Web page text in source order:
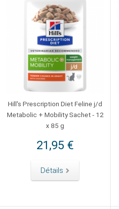
Hill's Prescription Diet Feline j/d
Metabolic + Mobility Sachet - 12
x 85 g
21,95 €
Détails